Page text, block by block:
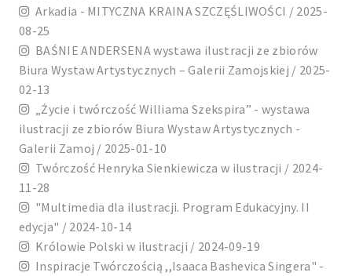
Arkadia - MITYCZNA KRAINA SZCZĘŚLIWOŚCI / 2025-
08-25
BAŚNIE ANDERSENA wystawa ilustracji ze zbiorów
Biura Wystaw Artystycznych – Galerii Zamojskiej / 2025-
02-13
„Życie i twórczość Williama Szekspira” - wystawa
ilustracji ze zbiorów Biura Wystaw Artystycznych -
Galerii Zamoj / 2025-01-10
Twórczość Henryka Sienkiewicza w ilustracji / 2024-
11-28
"Multimedia dla ilustracji. Program Edukacyjny. II
edycja" / 2024-10-14
Królowie Polski w ilustracji / 2024-09-19
Inspiracje Twórczością ,,Isaaca Bashevica Singera" -